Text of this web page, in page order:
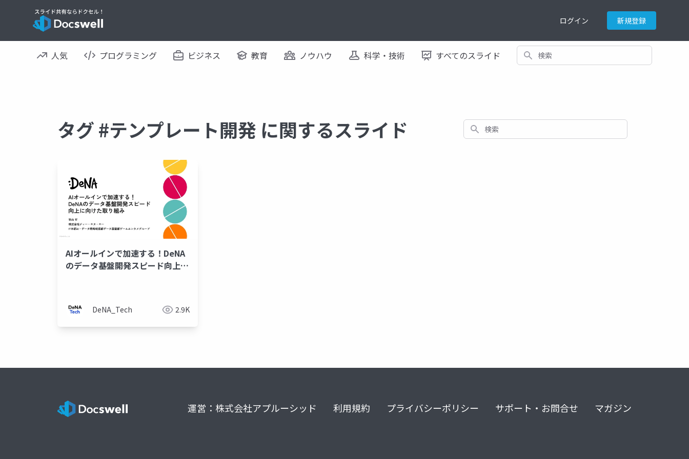
ログイン 新規登録
人気 プログラミング ビジネス 教育 ノウハウ 科学・技術 すべてのスライド 検索
タグ #テンプレート開発 に関するスライド 検索
AIオールインで加速する！DeNA
のデータ基盤開発スピード向上に
DeNA_Tech 2.9K
運営：株式会社アプルーシッド 利用規約 プライバシーポリシー サポート・お問合せ マガジン